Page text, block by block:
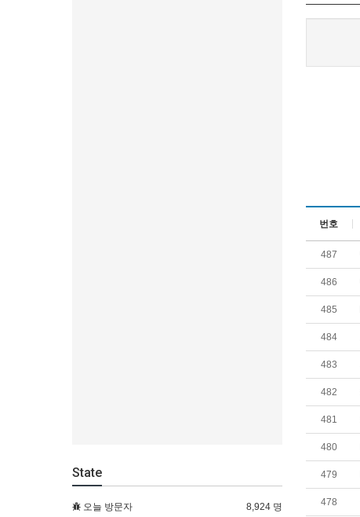
번호
487
486
485
484
483
482
481
480
479
478
State
오늘 방문자
8,924 명